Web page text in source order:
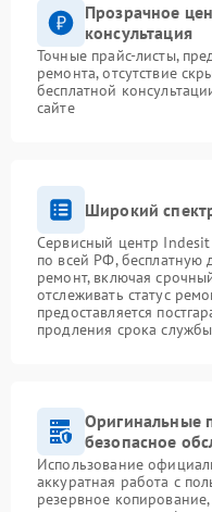
Прозрачное
консультация
Точные прайс-листы,
ремонта, отсутствие
бесплатной
сайте
Широкий
Сервисный центр Indesit
по всей РФ, бесплатную
ремонт, включая
отслеживать статус
предоставляется
продления срока
Оригинальные
безопасное
Использование
аккуратная работа с
резервное